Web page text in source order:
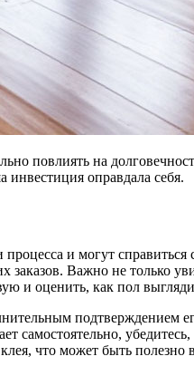
повлиять на
оправдала себя.
и могут
заказов. Важно не только
и оценить, как пол
подтверждением
самостоятельно,
что может быть полезно